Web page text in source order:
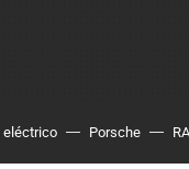
eléctrico Porsche